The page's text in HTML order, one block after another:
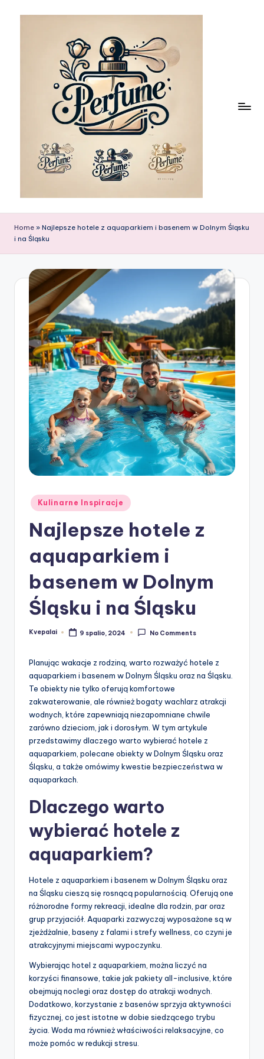
Home » Najlepsze hotele z aquaparkiem i basenem w Dolnym Śląsku
i na Śląsku
Posted
in
Kulinarne Inspiracje
Najlepsze hotele z
aquaparkiem i
basenem w Dolnym
Śląsku i na Śląsku
Posted
Kvepalai 9 spalio, 2024 No Comments
Planując wakacje z rodziną, warto rozważyć hotele z
aquaparkiem i basenem w Dolnym Śląsku oraz na Śląsku.
Te obiekty nie tylko oferują komfortowe
zakwaterowanie, ale również bogaty wachlarz atrakcji
wodnych, które zapewniają niezapomniane chwile
zarówno dzieciom, jak i dorosłym. W tym artykule
przedstawimy dlaczego warto wybierać hotele z
aquaparkiem, polecane obiekty w Dolnym Śląsku oraz
Śląsku, a także omówimy kwestie bezpieczeństwa w
aquaparkach.
Dlaczego warto
wybierać hotele z
aquaparkiem?
Hotele z aquaparkiem i basenem w Dolnym Śląsku oraz
na Śląsku cieszą się rosnącą popularnością. Oferują one
różnorodne formy rekreacji, idealne dla rodzin, par oraz
grup przyjaciół. Aquaparki zazwyczaj wyposażone są w
zjeżdżalnie, baseny z falami i strefy wellness, co czyni je
atrakcyjnymi miejscami wypoczynku.
Wybierając hotel z aquaparkiem, można liczyć na
korzyści finansowe, takie jak pakiety all-inclusive, które
obejmują noclegi oraz dostęp do atrakcji wodnych.
Dodatkowo, korzystanie z basenów sprzyja aktywności
fizycznej, co jest istotne w dobie siedzącego trybu
życia. Woda ma również właściwości relaksacyjne, co
może pomóc w redukcji stresu.